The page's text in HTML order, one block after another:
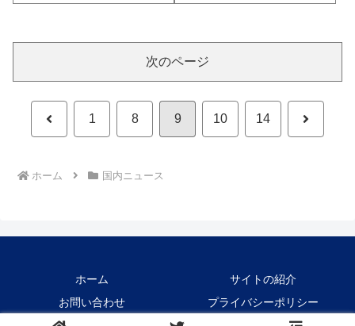
次のページ
前 1 8 9 10 14 次
ホーム 国内ニュース
ホーム
サイトの紹介
お問い合わせ
プライバシーポリシー